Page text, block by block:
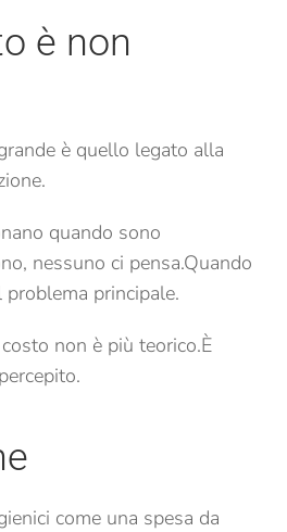
è non
è quello legato alla
quando sono
nessuno ci pensa.Quando
principale.
non è più teorico.È
come una spesa da